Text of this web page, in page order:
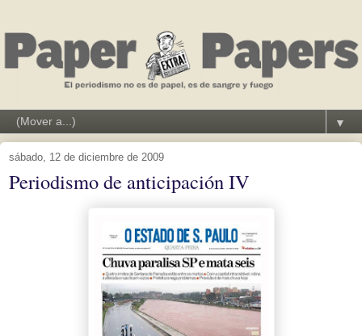
▼
sábado, 12 de diciembre de 2009
Periodismo de anticipación IV